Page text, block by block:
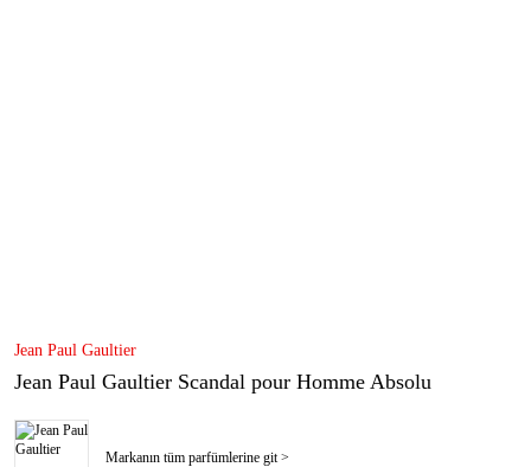
Jean Paul Gaultier
Jean Paul Gaultier Scandal pour Homme Absolu
Markanın tüm parfümlerine git >